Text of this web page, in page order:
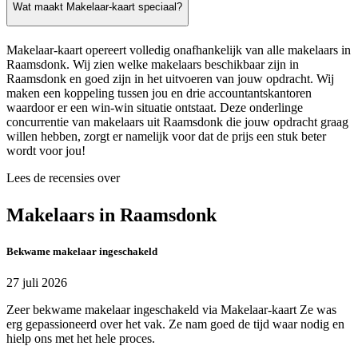
Wat maakt Makelaar-kaart speciaal?
Makelaar-kaart opereert volledig onafhankelijk van alle makelaars in
Raamsdonk. Wij zien welke makelaars beschikbaar zijn in
Raamsdonk en goed zijn in het uitvoeren van jouw opdracht. Wij
maken een koppeling tussen jou en drie accountantskantoren
waardoor er een win-win situatie ontstaat. Deze onderlinge
concurrentie van makelaars uit Raamsdonk die jouw opdracht graag
willen hebben, zorgt er namelijk voor dat de prijs een stuk beter
wordt voor jou!
Lees de recensies over
Makelaars in Raamsdonk
Bekwame makelaar ingeschakeld
27 juli 2026
Zeer bekwame makelaar ingeschakeld via Makelaar-kaart Ze was
erg gepassioneerd over het vak. Ze nam goed de tijd waar nodig en
hielp ons met het hele proces.